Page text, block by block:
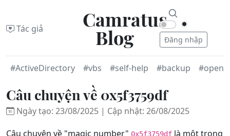
Tác giả Camratus
Blog Đăng nhập
#ActiveDirectory #vbs #self-help #backup
Câu chuyện về 0x5f3759df
Ngày tạo: 23/08/2025 | Cập nhật: 26/08/2025
Câu chuyện về "magic number" 0x5f3759df là một trong